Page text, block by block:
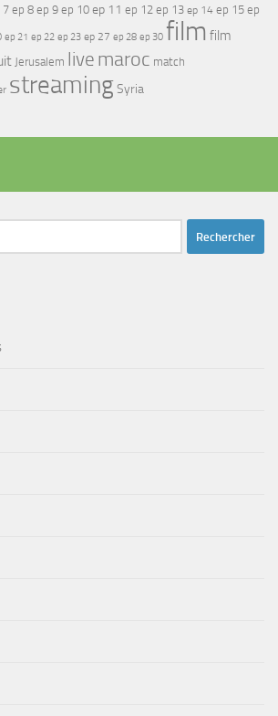
7 ep 8 ep 9 ep 10 ep 11 ep 12 ep 13 ep 14 ep 15 ep
ep 21 ep 22 ep 23 ep 27 ep 28 ep 30 film film
Jerusalem live maroc match
streamingSyria